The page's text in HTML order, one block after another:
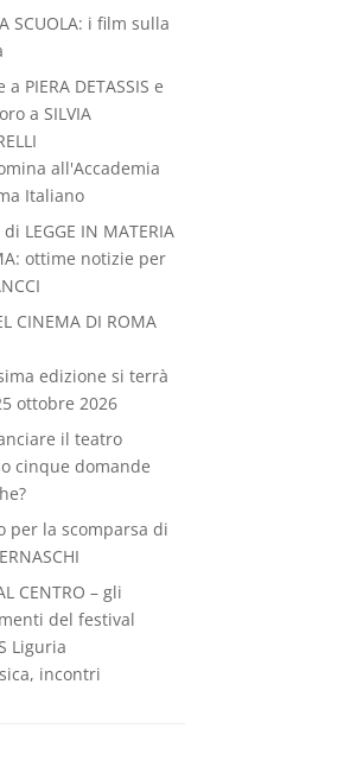
SCUOLA: i film sulla
PIERA DETASSIS e
a SILVIA
all'Accademia
Italiano
LEGGE IN MATERIA
ottime notizie per
CINEMA DI ROMA
edizione si terrà
ottobre 2026
il teatro
cinque domande
per la scomparsa di
CENTRO – gli
del festival
Liguria
incontri